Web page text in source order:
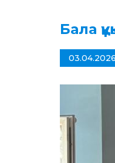
Бала
03.04.2026